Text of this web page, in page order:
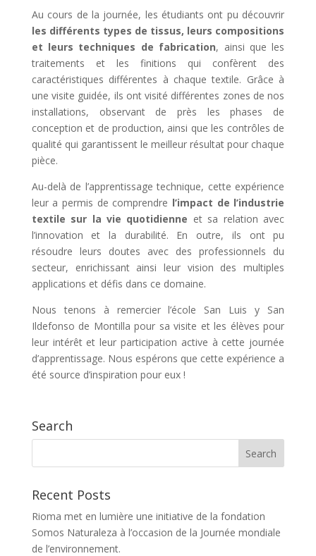
Au cours de la journée, les étudiants ont pu découvrir
les différents types de tissus, leurs compositions
et leurs techniques de fabrication, ainsi que les
traitements et les finitions qui confèrent des
caractéristiques différentes à chaque textile. Grâce à
une visite guidée, ils ont visité différentes zones de nos
installations, observant de près les phases de
conception et de production, ainsi que les contrôles de
qualité qui garantissent le meilleur résultat pour chaque
pièce.
Au-delà de l’apprentissage technique, cette expérience
leur a permis de comprendre l’impact de l’industrie
textile sur la vie quotidienne et sa relation avec
l’innovation et la durabilité. En outre, ils ont pu
résoudre leurs doutes avec des professionnels du
secteur, enrichissant ainsi leur vision des multiples
applications et défis dans ce domaine.
Nous tenons à remercier l’école San Luis y San
Ildefonso de Montilla pour sa visite et les élèves pour
leur intérêt et leur participation active à cette journée
d’apprentissage. Nous espérons que cette expérience a
été source d’inspiration pour eux !
Search
Recent Posts
Rioma met en lumière une initiative de la fondation
Somos Naturaleza à l’occasion de la Journée mondiale
de l’environnement.